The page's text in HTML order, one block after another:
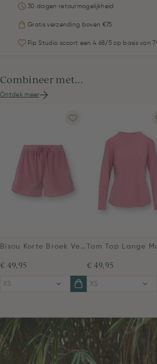
30 dagen retourmogelijkheid
Gratis verzending boven €75
Pip Studio scoort een 4.68/5 op basis van
Combineer met...
Ontdek meer
Bisou Korte Broek Velvet Roze
€ 49,95
XS
€ 49,95
XS